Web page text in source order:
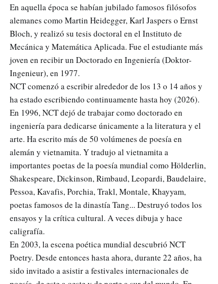
En aquella época se habían jubilado famosos filósofos
alemanes como Martin Heidegger, Karl Jaspers o Ernst
Bloch, y realizó su tesis doctoral en el Instituto de
Mecánica y Matemática Aplicada. Fue el estudiante más
joven en recibir un Doctorado en Ingeniería (Doktor-
Ingenieur), en 1977.
NCT comenzó a escribir alrededor de los 13 o 14 años y
ha estado escribiendo continuamente hasta hoy (2026).
En 1996, NCT dejó de trabajar como doctorado en
ingeniería para dedicarse únicamente a la literatura y el
arte. Ha escrito más de 50 volúmenes de poesía en
alemán y vietnamita. Y tradujo al vietnamita a
importantes poetas de la poesía mundial como Hölderlin,
Shakespeare, Dickinson, Rimbaud, Leopardi, Baudelaire,
Pessoa, Kavafis, Porchia, Trakl, Montale, Khayyam,
poetas famosos de la dinastía Tang... Destruyó todos los
ensayos y la crítica cultural. A veces dibuja y hace
caligrafía.
En 2003, la escena poética mundial descubrió NCT
Poetry. Desde entonces hasta ahora, durante 22 años, ha
sido invitado a asistir a festivales internacionales de